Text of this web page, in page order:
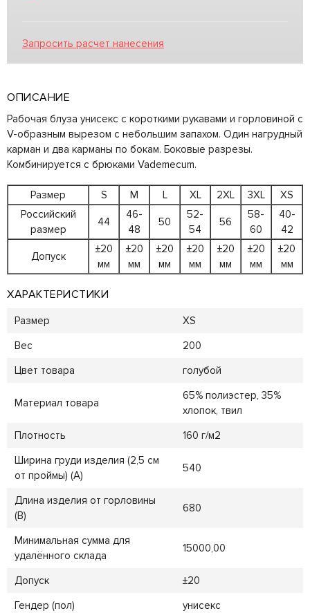
Запросить расчет нанесения
ОПИСАНИЕ
Рабочая блуза унисекс с короткими рукавами и горловиной с
V-образным вырезом с небольшим запахом. Один нагрудный
карман и два карманы по бокам. Боковые разрезы.
Комбинируется с брюками Vademecum.
Размер S M L XL 2XL 3XL
XS
Российский
размер
44
46-
48
50
52-
54
56
58-
60
40-
42
Допуск
±20
мм
±20
мм
±20
мм
±20
мм
±20
мм
±20
мм
±20
мм
ХАРАКТЕРИСТИКИ
Размер
XS
Вес
200
Цвет товара
голубой
Материал товара
65% полиэстер, 35%
хлопок, твил
Плотность
160 г/м2
Ширина груди изделия (2,5 см
от проймы) (A)
540
Длина изделия от горловины
(B)
680
Минимальная сумма для
удалённого склада
15000,00
Допуск
±20
Гендер (пол)
унисекс